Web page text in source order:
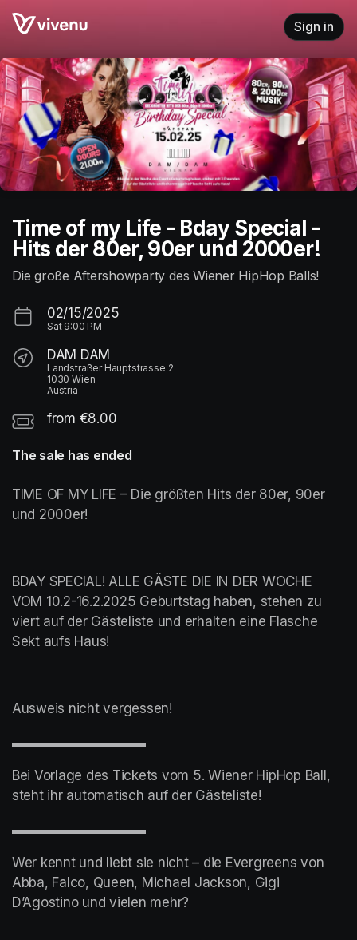
Skip header
Sign in
Time of my Life - Bday Special -
Hits der 80er, 90er und 2000er!
Die große Aftershowparty des Wiener HipHop Balls!
02/15/2025
Sat 9:00 PM
DAM DAM
Landstraßer Hauptstrasse 2
1030 Wien
Austria
from €8.00
The sale has ended
TIME OF MY LIFE – Die größten Hits der 80er, 90er
und 2000er!
BDAY SPECIAL! ALLE GÄSTE DIE IN DER WOCHE
VOM 10.2-16.2.2025 Geburtstag haben, stehen zu
viert auf der Gästeliste und erhalten eine Flasche
Sekt aufs Haus!
Ausweis nicht vergessen!
▬▬▬▬▬▬▬▬▬▬
Bei Vorlage des Tickets vom 5. Wiener HipHop Ball,
steht ihr automatisch auf der Gästeliste!
▬▬▬▬▬▬▬▬▬▬
Wer kennt und liebt sie nicht – die Evergreens von
Abba, Falco, Queen, Michael Jackson, Gigi
D’Agostino und vielen mehr?